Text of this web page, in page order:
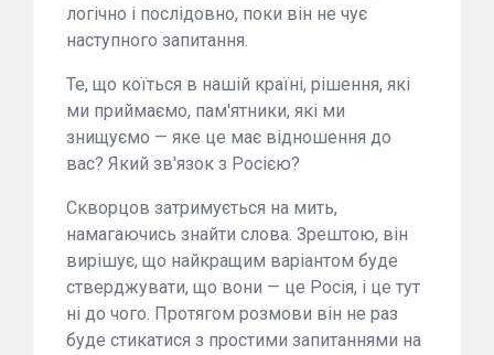
логічно і послідовно, поки він не чує
наступного запитання.
Те, що коїться в нашій країні, рішення, які
ми приймаємо, пам'ятники, які ми
знищуємо — яке це має відношення до
вас? Який зв'язок з Росією?
Скворцов затримується на мить,
намагаючись знайти слова. Зрештою, він
вирішує, що найкращим варіантом буде
стверджувати, що вони — це Росія, і це тут
ні до чого. Протягом розмови він не раз
буде стикатися з простими запитаннями на